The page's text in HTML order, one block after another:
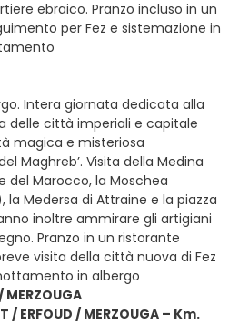
ebraico. Pranzo incluso in un
per Fez e sistemazione in
Intera giornata dedicata alla
delle città imperiali e capitale
magica e misteriosa
Maghreb’. Visita della Medina
del Marocco, la Moschea
la Medersa di Attraine e la piazza
inoltre ammirare gli artigiani
Pranzo in un ristorante
visita della città nuova di Fez
in albergo
MERZOUGA
/ ERFOUD / MERZOUGA – Km.